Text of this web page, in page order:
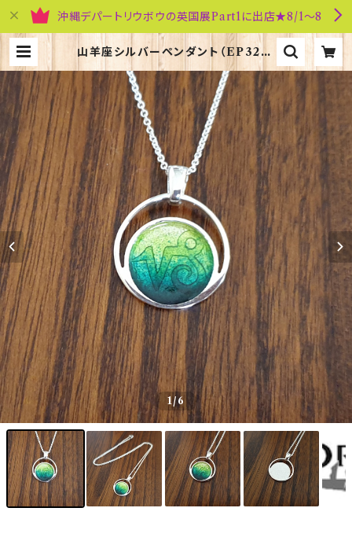
沖縄デパートリウボウの英国展Part1に出店★8/1～8
山羊座シルバーペンダント（EP322）
エナメル ORTAK 70147-1201 | 英
国雑貨専門店ブリティッシュ・ライフ
1/6